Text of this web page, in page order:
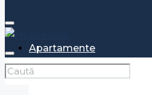
Apartamente